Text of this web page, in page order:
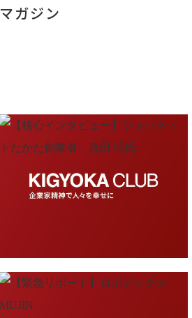
マガジン